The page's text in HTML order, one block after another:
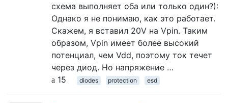
схема выполняет оба или только один?):
Однако я не понимаю, как это работает.
Скажем, я вставил 20V на Vpin. Таким
образом, Vpin имеет более высокий
потенциал, чем Vdd, поэтому ток течет
через диод. Но напряжение …
15
diodes protection esd